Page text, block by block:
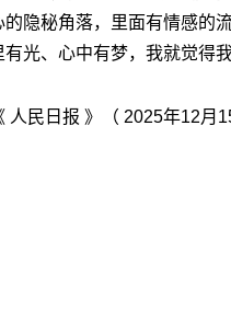
的隐秘角落，里面有情感的
有光、心中有梦，我就觉得
人民日报 》（ 2025年12月